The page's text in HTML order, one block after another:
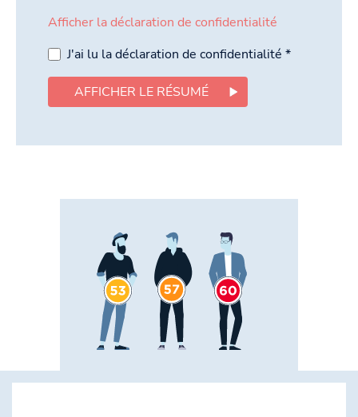
Afficher la déclaration de confidentialité
J'ai lu la déclaration de confidentialité *
AFFICHER LE RÉSUMÉ